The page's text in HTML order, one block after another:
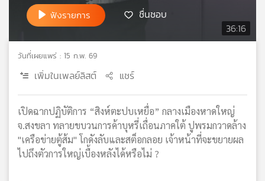
แผนที่
วิทยุ
ข่าย
36:16
ฟังรายการ ชื่นชอบ
วันที่เผยแพร่ : 15 ก.พ. 69
เพิ่มในเพลย์ลิสต์ แชร์
เปิดฉากปฏิบัติการ “สิงห์ตะปบเหยื่อ” กลางเมืองหาดใหญ่
จ.สงขลา ทลายขบวนการค้าบุหรี่เถื่อนภาคใต้ ปูพรมกวาดล้าง
"เครือข่ายตู้ส้ม" โกดังลับและสต็อกลอย เจ้าหน้าที่จะขยายผล
ไปถึงตัวการใหญ่เบื้องหลังได้หรือไม่ ?